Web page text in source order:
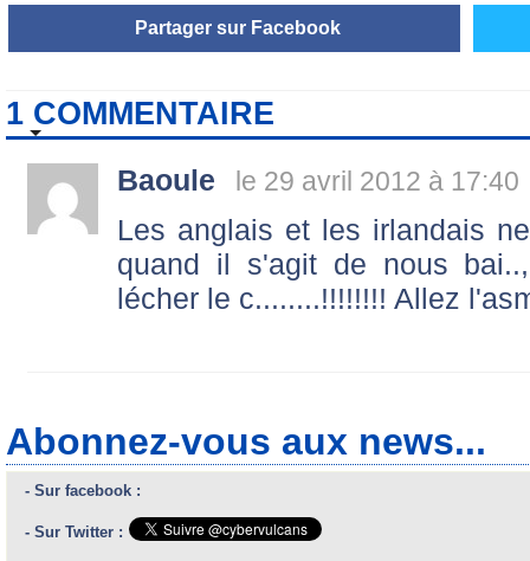
Partager sur Facebook
1 COMMENTAIRE
Baoule le 29 avril 2012 à 17:40
Les anglais et les irlandais
quand il s'agit de nous
lécher le c........!!!!!!!! Allez
Abonnez-vous aux news...
- Sur facebook :
- Sur Twitter :